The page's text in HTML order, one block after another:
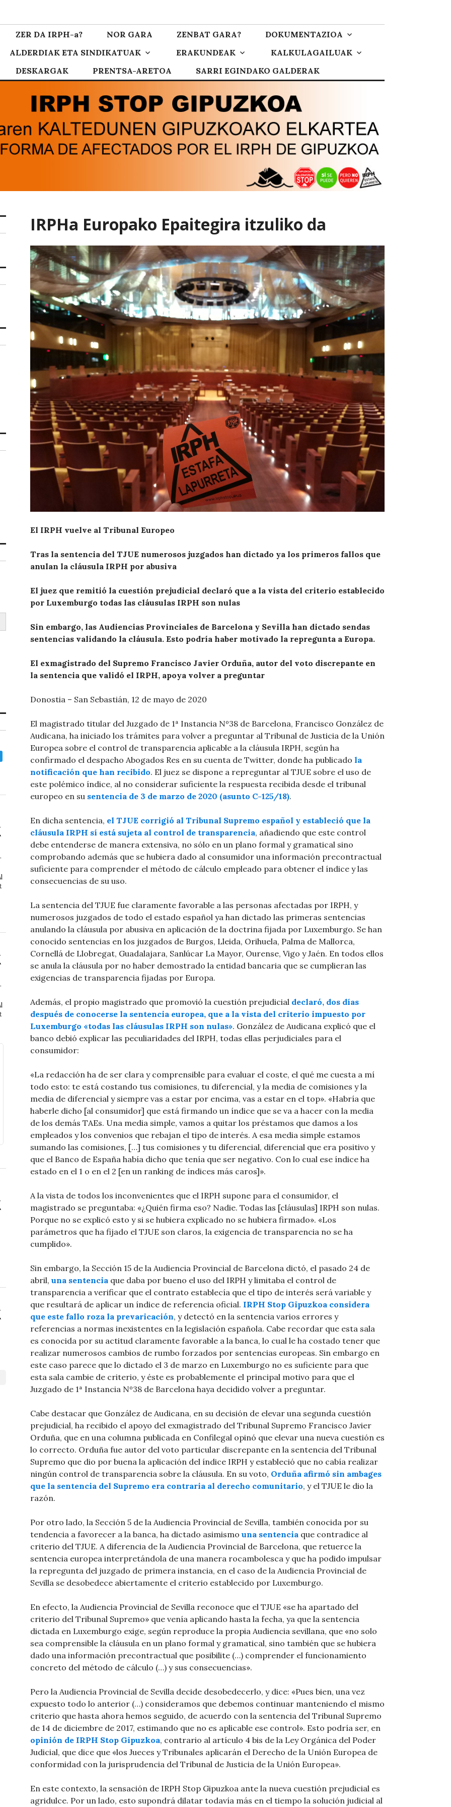
ZER DA IRPH-a? NOR GARA ZENBAT GARA?
DOKUMENTAZIOA
ALDERDIAK ETA SINDIKATUAK ERAKUNDEAK
KALKULAGAILUAK
DESKARGAK PRENTSA-ARETOA SARRI EGINDAKO GALDERAK
IRPHa Europako Epaitegira itzuliko da
El IRPH vuelve al Tribunal Europeo
Tras la sentencia del TJUE numerosos juzgados han dictado ya los primeros fallos que
anulan la cláusula IRPH por abusiva
El juez que remitió la cuestión prejudicial declaró que a la vista del criterio establecido
por Luxemburgo todas las cláusulas IRPH son nulas
Sin embargo, las Audiencias Provinciales de Barcelona y Sevilla han dictado sendas
sentencias validando la cláusula. Esto podría haber motivado la repregunta a Europa.
El exmagistrado del Supremo Francisco Javier Orduña, autor del voto discrepante en
la sentencia que validó el IRPH, apoya volver a preguntar
Donostia – San Sebastián, 12 de mayo de 2020
El magistrado titular del Juzgado de 1ª Instancia Nº38 de Barcelona, Francisco González de
Audicana, ha iniciado los trámites para volver a preguntar al Tribunal de Justicia de la Unión
Europea sobre el control de transparencia aplicable a la cláusula IRPH, según ha
confirmado el despacho Abogados Res en su cuenta de Twitter, donde ha publicado la
notificación que han recibido. El juez se dispone a repreguntar al TJUE sobre el uso de
este polémico índice, al no considerar suficiente la respuesta recibida desde el tribunal
europeo en su sentencia de 3 de marzo de 2020 (asunto C-125/18).
En dicha sentencia, el TJUE corrigió al Tribunal Supremo español y estableció que la
cláusula IRPH sí está sujeta al control de transparencia, añadiendo que este control
debe entenderse de manera extensiva, no sólo en un plano formal y gramatical sino
comprobando además que se hubiera dado al consumidor una información precontractual
suficiente para comprender el método de cálculo empleado para obtener el índice y las
consecuencias de su uso.
La sentencia del TJUE fue claramente favorable a las personas afectadas por IRPH, y
numerosos juzgados de todo el estado español ya han dictado las primeras sentencias
anulando la cláusula por abusiva en aplicación de la doctrina fijada por Luxemburgo. Se han
conocido sentencias en los juzgados de Burgos, Lleida, Orihuela, Palma de Mallorca,
Cornellá de Llobregat, Guadalajara, Sanlúcar La Mayor, Ourense, Vigo y Jaén. En todos ellos
se anula la cláusula por no haber demostrado la entidad bancaria que se cumplieran las
exigencias de transparencia fijadas por Europa.
Además, el propio magistrado que promovió la cuestión prejudicial declaró, dos días
después de conocerse la sentencia europea, que a la vista del criterio impuesto por
Luxemburgo «todas las cláusulas IRPH son nulas». González de Audicana explicó que el
banco debió explicar las peculiaridades del IRPH, todas ellas perjudiciales para el
consumidor:
«La redacción ha de ser clara y comprensible para evaluar el coste, el qué me cuesta a mí
todo esto: te está costando tus comisiones, tu diferencial, y la media de comisiones y la
media de diferencial y siempre vas a estar por encima, vas a estar en el top». «Habría que
haberle dicho [al consumidor] que está firmando un índice que se va a hacer con la media
de los demás TAEs. Una media simple, vamos a quitar los préstamos que damos a los
empleados y los convenios que rebajan el tipo de interés. A esa media simple estamos
sumando las comisiones, […] tus comisiones y tu diferencial, diferencial que era positivo y
que el Banco de España había dicho que tenía que ser negativo. Con lo cual ese índice ha
estado en el 1 o en el 2 [en un ranking de índices más caros]».
A la vista de todos los inconvenientes que el IRPH supone para el consumidor, el
magistrado se preguntaba: «¿Quién firma eso? Nadie. Todas las [cláusulas] IRPH son nulas.
Porque no se explicó esto y si se hubiera explicado no se hubiera firmado». «Los
parámetros que ha fijado el TJUE son claros, la exigencia de transparencia no se ha
cumplido».
Sin embargo, la Sección 15 de la Audiencia Provincial de Barcelona dictó, el pasado 24 de
abril,una sentencia que daba por bueno el uso del IRPH y limitaba el control de
transparencia a verificar que el contrato establecía que el tipo de interés será variable y
que resultará de aplicar un índice de referencia oficial. IRPH Stop Gipuzkoa considera
que este fallo roza la prevaricación, y detectó en la sentencia varios errores y
referencias a normas inexistentes en la legislación española. Cabe recordar que esta sala
es conocida por su actitud claramente favorable a la banca, lo cual le ha costado tener que
realizar numerosos cambios de rumbo forzados por sentencias europeas. Sin embargo en
este caso parece que lo dictado el 3 de marzo en Luxemburgo no es suficiente para que
esta sala cambie de criterio, y éste es probablemente el principal motivo para que el
Juzgado de 1ª Instancia Nº38 de Barcelona haya decidido volver a preguntar.
Cabe destacar que González de Audicana, en su decisión de elevar una segunda cuestión
prejudicial, ha recibido el apoyo del exmagistrado del Tribunal Supremo Francisco Javier
Orduña, que en una columna publicada en Confilegal opinó que elevar una nueva cuestión es
lo correcto. Orduña fue autor del voto particular discrepante en la sentencia del Tribunal
Supremo que dio por buena la aplicación del índice IRPH y estableció que no cabía realizar
ningún control de transparencia sobre la cláusula. En su voto, Orduña afirmó sin ambages
que la sentencia del Supremo era contraria al derecho comunitario, y el TJUE le dio la
razón.
Por otro lado, la Sección 5 de la Audiencia Provincial de Sevilla, también conocida por su
tendencia a favorecer a la banca, ha dictado asimismouna sentencia que contradice al
criterio del TJUE. A diferencia de la Audiencia Provincial de Barcelona, que retuerce la
sentencia europea interpretándola de una manera rocambolesca y que ha podido impulsar
la repregunta del juzgado de primera instancia, en el caso de la Audiencia Provincial de
Sevilla se desobedece abiertamente el criterio establecido por Luxemburgo.
En efecto, la Audiencia Provincial de Sevilla reconoce que el TJUE «se ha apartado del
criterio del Tribunal Supremo» que venía aplicando hasta la fecha, ya que la sentencia
dictada en Luxemburgo exige, según reproduce la propia Audiencia sevillana, que «no solo
sea comprensible la cláusula en un plano formal y gramatical, sino también que se hubiera
dado una información precontractual que posibilite (…) comprender el funcionamiento
concreto del método de cálculo (…) y sus consecuencias».
Pero la Audiencia Provincial de Sevilla decide desobedecerlo, y dice: «Pues bien, una vez
expuesto todo lo anterior (…) consideramos que debemos continuar manteniendo el mismo
criterio que hasta ahora hemos seguido, de acuerdo con la sentencia del Tribunal Supremo
de 14 de diciembre de 2017, estimando que no es aplicable ese control». Esto podría ser, en
opinión de IRPH Stop Gipuzkoa, contrario al artículo 4 bis de la Ley Orgánica del Poder
Judicial, que dice que «los Jueces y Tribunales aplicarán el Derecho de la Unión Europea de
conformidad con la jurisprudencia del Tribunal de Justicia de la Unión Europea».
En este contexto, la sensación de IRPH Stop Gipuzkoa ante la nueva cuestión prejudicial es
agridulce. Por un lado, esto supondrá dilatar todavía más en el tiempo la solución judicial al